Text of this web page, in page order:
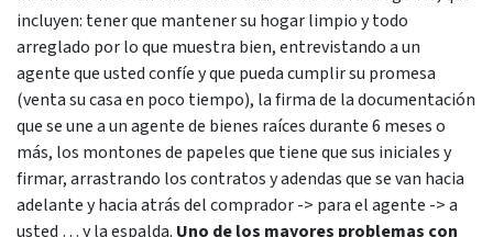
incluyen: tener que mantener su hogar limpio y todo
arreglado por lo que muestra bien, entrevistando a un
agente que usted confíe y que pueda cumplir su promesa
(venta su casa en poco tiempo), la firma de la documentación
que se une a un agente de bienes raíces durante 6 meses o
más, los montones de papeles que tiene que sus iniciales y
firmar, arrastrando los contratos y adendas que se van hacia
adelante y hacia atrás del comprador -> para el agente -> a
usted … y la espalda. Uno de los mayores problemas con